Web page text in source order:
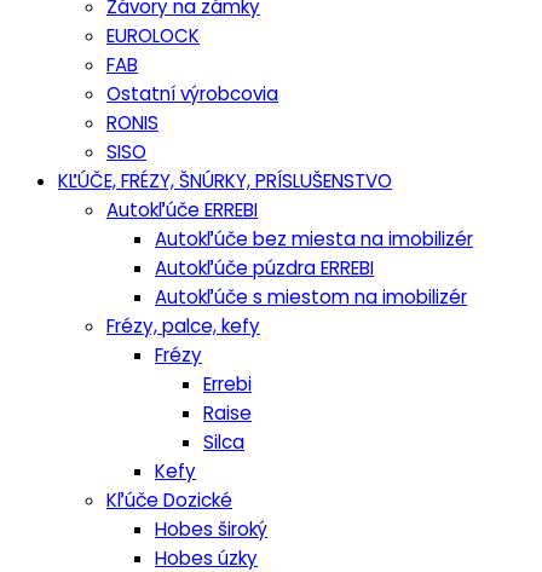
Závory na zámky
EUROLOCK
FAB
Ostatní výrobcovia
RONIS
SISO
KĽÚČE, FRÉZY, ŠNÚRKY, PRÍSLUŠENSTVO
Autokľúče ERREBI
Autokľúče bez miesta na imobilizér
Autokľúče púzdra ERREBI
Autokľúče s miestom na imobilizér
Frézy, palce, kefy
Frézy
Errebi
Raise
Silca
Kefy
Kľúče Dozické
Hobes široký
Hobes úzky